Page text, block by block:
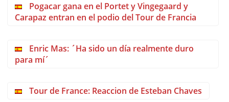
Pogacar gana en el Portet y Vingegaard y
Carapaz entran en el podio del Tour de Francia
Enric Mas: ´Ha sido un día realmente duro
para mí´
Tour de France: Reaccion de Esteban Chaves